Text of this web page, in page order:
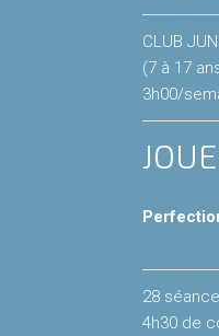
CLUB
(7 à 17
3h00/
28
4h30 de